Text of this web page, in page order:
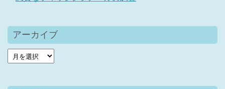
アーカイブ